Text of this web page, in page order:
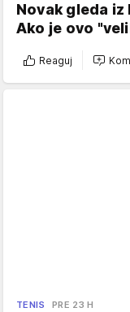
Novak gleda iz
Ako je ovo
Reaguj
TENIS PRE 23 H